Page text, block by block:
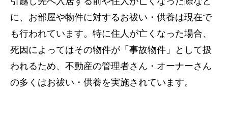
に、お部屋や物件に対するお祓い・供養は現在で
も行われています。特に住人が亡くなった場合、
死因によってはその物件が「事故物件」として扱
われるため、不動産の管理者さん・オーナーさん
の多くはお祓い・供養を実施されています。